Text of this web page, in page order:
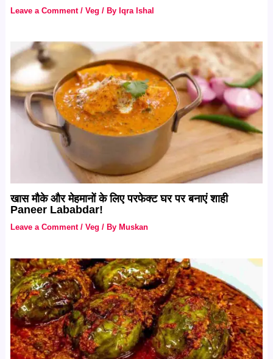
Leave a Comment /Veg / ByIqra Ishal
खास मौके और मेहमानों के लिए परफेक्ट घर पर बनाएं शाही
Paneer Lababdar!
Leave a Comment /Veg / By Muskan